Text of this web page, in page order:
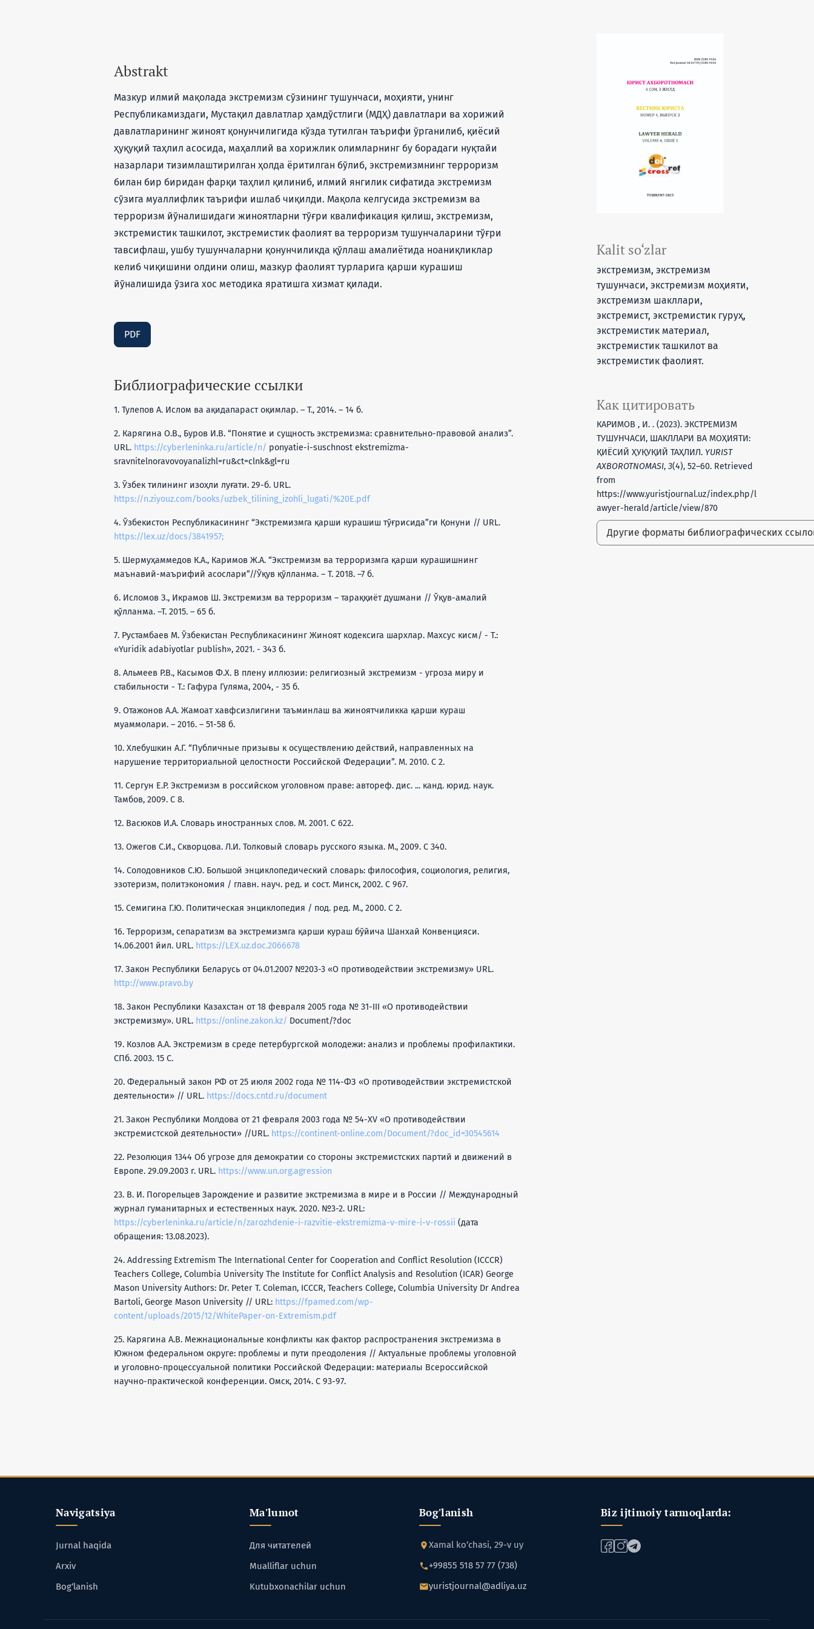
Kalit so‘zlar
экстремизм, экстремизм
тушунчаси, экстремизм моҳияти,
экстремизм шакллари,
экстремист, экстремистик гуруҳ,
экстремистик материал,
экстремистик ташкилот ва
экстремистик фаолият.
Как цитировать
КАРИМОВ , И. . (2023). ЭКСТРЕМИЗМ
ТУШУНЧАСИ, ШАКЛЛАРИ ВА МОҲИЯТИ:
ҚИЁСИЙ ҲУҚУҚИЙ ТАҲЛИЛ. YURIST
AXBOROTNOMASI, 3(4), 52–60. Retrieved
from
https://www.yuristjournal.uz/index.php/l
awyer-herald/article/view/870
Другие форматы библиографических
Abstrakt
Мазкур илмий мақолада экстремизм сўзининг тушунчаси, моҳияти, унинг
Республикамиздаги, Мустақил давлатлар ҳамдўстлиги (МДҲ) давлатлари ва хорижий
давлатларининг жиноят қонунчилигида кўзда тутилган таърифи ўрганилиб, қиёсий
ҳуқуқий таҳлил асосида, маҳаллий ва хорижлик олимларнинг бу борадаги нуқтайи
назарлари тизимлаштирилган ҳолда ёритилган бўлиб, экстремизмнинг терроризм
билан бир биридан фарқи таҳлил қилиниб, илмий янгилик сифатида экстремизм
сўзига муаллифлик таърифи ишлаб чиқилди. Мақола келгусида экстремизм ва
терроризм йўналишидаги жиноятларни тўғри квалификация қилиш, экстремизм,
экстремистик ташкилот, экстремистик фаолият ва терроризм тушунчаларини тўғри
тавсифлаш, ушбу тушунчаларни қонунчиликда қўллаш амалиётида ноаниқликлар
келиб чиқишини олдини олиш, мазкур фаолият турларига қарши курашиш
йўналишида ўзига хос методика яратишга хизмат қилади.
PDF
Библиографические ссылки
1. Тулепов А. Ислом ва ақидапараст оқимлар. – Т., 2014. – 14 б.
2. Карягина О.В., Буров И.В. “Понятие и сущность экстремизма: сравнительно-правовой анализ”.
URL. https://cyberleninka.ru/article/n/ ponyatie-i-suschnost ekstremizma-
sravnitelnoravovoyanalizhl=ru&ct=clnk&gl=ru
3. Ўзбек тилининг изоҳли луғати. 29-б. URL.
https://n.ziyouz.com/books/uzbek_tilining_izohli_lugati/%20E.pdf
4. Ўзбекистон Республикасининг “Экстремизмга қарши курашиш тўғрисида”ги Қонуни // URL.
https://lex.uz/docs/3841957;
5. Шермуҳаммедов К.А., Каримов Ж.А. “Экстремизм ва терроризмга қарши курашишнинг
маънавий-маърифий асослари”//Ўқув қўлланма. – Т. 2018. –7 б.
6. Исломов З., Икрамов Ш. Экстремизм ва терроризм – тараққиёт душмани // Ўқув-амалий
қўлланма. –Т. 2015. – 65 б.
7. Рустамбаев М. Ўзбекистан Республикасининг Жиноят кодексига шархлар. Махсус кисм/ - Т.:
«Yuridik adabiyotlar publish», 2021. - 343 б.
8. Альмеев Р.В., Касымов Ф.Х. В плену иллюзии: религиозный экстремизм - угроза миру и
стабильности - Т.: Гафура Гуляма, 2004, - 35 б.
9. Отажонов А.А. Жамоат хавфсизлигини таъминлаш ва жиноятчиликка қарши кураш
муаммолари. – 2016. – 51-58 б.
10. Хлебушкин А.Г. “Публичные призывы к осуществлению действий, направленных на
нарушение территориальной целостности Российской Федерации”. М. 2010. С 2.
11. Сергун Е.Р. Экстремизм в российском уголовном праве: автореф. дис. ... канд. юрид. наук.
Тамбов, 2009. С 8.
12. Васюков И.А. Словарь иностранных слов. М. 2001. С 622.
13. Ожегов С.И., Скворцова. Л.И. Толковый словарь русского языка. М., 2009. С 340.
14. Солодовников С.Ю. Большой энциклопедический словарь: философия, социология, религия,
эзотеризм, политэкономия / главн. науч. ред. и сост. Минск, 2002. С 967.
15. Семигина Г.Ю. Политическая энциклопедия / под. ред. М., 2000. С 2.
16. Терроризм, сепаратизм ва экстремизмга қарши кураш бўйича Шанхай Конвенцияси.
14.06.2001 йил. URL. https://LEX.uz.doc.2066678
17. Закон Республики Беларусь от 04.01.2007 №203-3 «О противодействии экстремизму» URL.
http://www.pravo.by
18. Закон Республики Казахстан от 18 февраля 2005 года № 31-III «О противодействии
экстремизму». URL. https://online.zakon.kz/ Document/?doc
19. Козлов A.A. Экстремизм в среде петербургской молодежи: анализ и проблемы профилактики.
СПб. 2003. 15 С.
20. Федеральный закон РФ от 25 июля 2002 года № 114-ФЗ «О противодействии экстремистской
деятельности» // URL. https://docs.cntd.ru/document
21. Закон Республики Молдова от 21 февраля 2003 года № 54-XV «О противодействии
экстремистской деятельности» //URL. https://continent-online.com/Document/?doc_id=30545614
22. Резолюция 1344 Об угрозе для демократии со стороны экстремистских партий и движений в
Европе. 29.09.2003 г. URL. https://www.un.org.agression
23. В. И. Погорельцев Зарождение и развитие экстремизма в мире и в России // Международный
журнал гуманитарных и естественных наук. 2020. №3-2. URL:
https://cyberleninka.ru/article/n/zarozhdenie-i-razvitie-ekstremizma-v-mire-i-v-rossii (дата
обращения: 13.08.2023).
24. Addressing Extremism The International Center for Cooperation and Conflict Resolution (ICCCR)
Teachers College, Columbia University The Institute for Conflict Analysis and Resolution (ICAR) George
Mason University Authors: Dr. Peter T. Coleman, ICCCR, Teachers College, Columbia University Dr Andrea
Bartoli, George Mason University // URL: https://fpamed.com/wp-
content/uploads/2015/12/WhitePaper-on-Extremism.pdf
25. Карягина A.B. Межнациональные конфликты как фактор распространения экстремизма в
Южном федеральном округе: проблемы и пути преодоления // Актуальные проблемы уголовной
и уголовно-процессуальной политики Российской Федерации: материалы Всероссийской
научно-практической конференции. Омск, 2014. C 93-97.
Navigatsiya
Jurnal haqida
Arxiv
Bog‘lanish
Ma'lumot
Для читателей
Mualliflar uchun
Kutubxonachilar uchun
Bog'lanish
Xamal ko‘chasi, 29-v uy
+99855 518 57 77 (738)
yuristjournal@adliya.uz
Biz ijtimoiy tarmoqlarda: